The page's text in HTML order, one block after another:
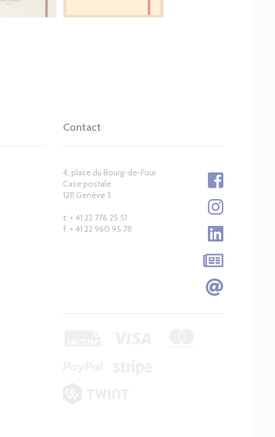
Contact
4, place du Bourg-de-Four
Case postale
1211 Genève 3
t: + 41 22 776 25 51
f: + 41 22 960 95 78